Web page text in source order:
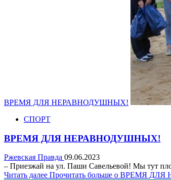
ВРЕМЯ ДЛЯ НЕРАВНОДУШНЫХ!
СПОРТ
ВРЕМЯ ДЛЯ НЕРАВНОДУШНЫХ!
Ржевская Правда 09.06.2023
– Приезжай на ул. Паши Савельевой! Мы тут
Читать далее Прочитать больше о ВРЕМЯ